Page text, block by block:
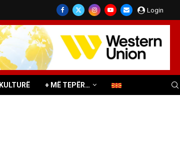
Login
KULTURË + MË TEPËR…